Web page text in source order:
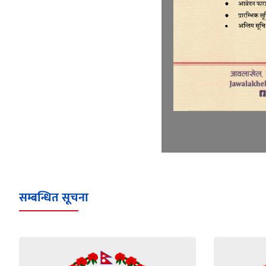
सम्बन्धित सूचना